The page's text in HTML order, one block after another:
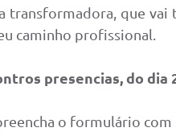
transformadora, que vai
caminho profissional.
presencias, do dia
o formulário com